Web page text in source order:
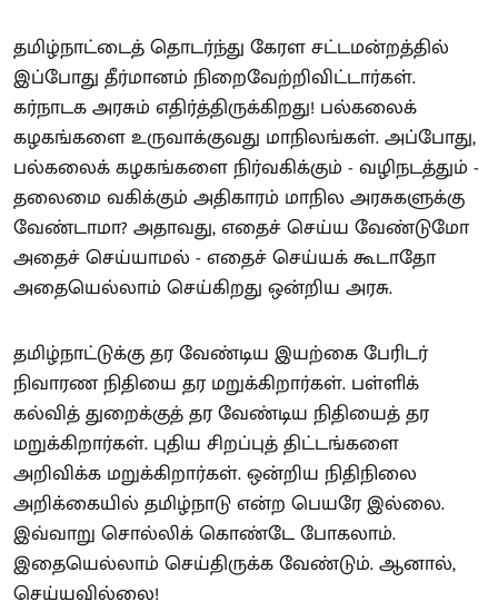
தமிழ்நாட்டைத் தொடர்ந்து கேரள சட்டமன்றத்தில்
இப்போது தீர்மானம் நிறைவேற்றிவிட்டார்கள்.
கர்நாடக அரசும் எதிர்த்திருக்கிறது! பல்கலைக்
கழகங்களை உருவாக்குவது மாநிலங்கள். அப்போது,
பல்கலைக் கழகங்களை நிர்வகிக்கும் - வழிநடத்தும் -
தலைமை வகிக்கும் அதிகாரம் மாநில அரசுகளுக்கு
வேண்டாமா? அதாவது, எதைச் செய்ய வேண்டுமோ
அதைச் செய்யாமல் - எதைச் செய்யக் கூடாதோ
அதையெல்லாம் செய்கிறது ஒன்றிய அரசு.
தமிழ்நாட்டுக்கு தர வேண்டிய இயற்கை பேரிடர்
நிவாரண நிதியை தர மறுக்கிறார்கள். பள்ளிக்
கல்வித் துறைக்குத் தர வேண்டிய நிதியைத் தர
மறுக்கிறார்கள். புதிய சிறப்புத் திட்டங்களை
அறிவிக்க மறுக்கிறார்கள். ஒன்றிய நிதிநிலை
அறிக்கையில் தமிழ்நாடு என்ற பெயரே இல்லை.
இவ்வாறு சொல்லிக் கொண்டே போகலாம்.
இதையெல்லாம் செய்திருக்க வேண்டும். ஆனால்,
செய்யவில்லை!